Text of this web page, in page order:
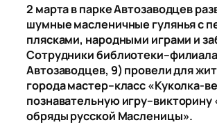
2 марта в парке Автозаводцев
шумные масленичные гулянья с
плясками, народными играми и
Сотрудники
Автозаводцев, 9) провели для
города мастер–класс «Куколка-
познавательную игру–викторину
обряды русской Масленицы».